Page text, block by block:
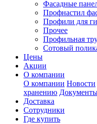
Фасадные
Профнастил
Профили для
Прочее
Профильная
Сотовый
Цены
Акции
О компании
О компании Новости
хранению
Доставка
Сотрудники
Где купить